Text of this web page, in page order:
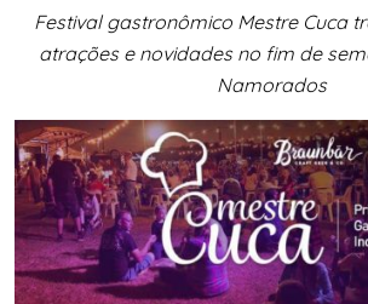
Festival gastronômico Mestre Cuca
atrações e novidades no fim de
Namorados